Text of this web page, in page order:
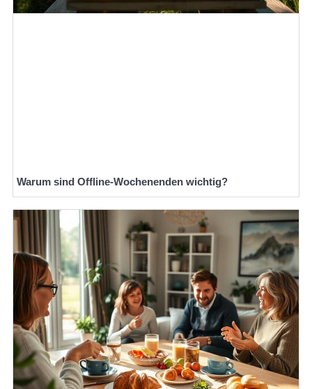
Warum sind Offline-Wochenenden wichtig?